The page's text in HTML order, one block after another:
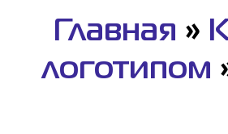
Главная »
логотипом